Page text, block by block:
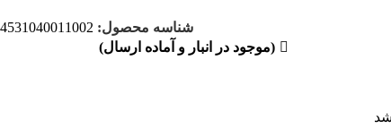
شناسه محصول: 4531040011002
(موجود در انبار و آماده ارسال)